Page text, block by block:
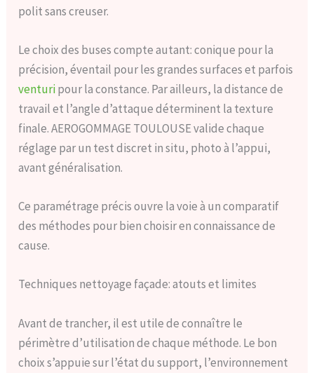
polit sans creuser.
Le choix des buses compte autant: conique pour la
précision, éventail pour les grandes surfaces et parfois
venturipour la constance. Par ailleurs, la distance de
travail et l’angle d’attaque déterminent la texture
finale. AEROGOMMAGE TOULOUSE valide chaque
réglage par un test discret in situ, photo à l’appui,
avant généralisation.
Ce paramétrage précis ouvre la voie à un comparatif
des méthodes pour bien choisir en connaissance de
cause.
Techniques nettoyage façade: atouts et limites
Avant de trancher, il est utile de connaître le
périmètre d’utilisation de chaque méthode. Le bon
choix s’appuie sur l’état du support, l’environnement